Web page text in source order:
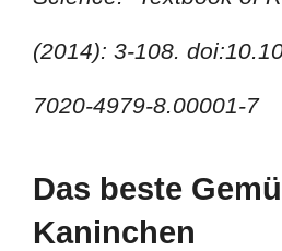
(2014): 3-108.
7020-4979-8.00001-7
Das beste
Kaninchen